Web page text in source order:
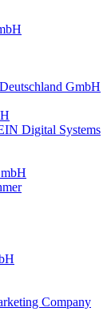
GmbH
Digital Systems
Company